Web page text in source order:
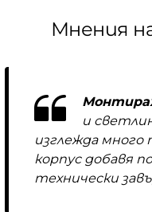
Мнения
и
изглежда
корпус добавя
технически